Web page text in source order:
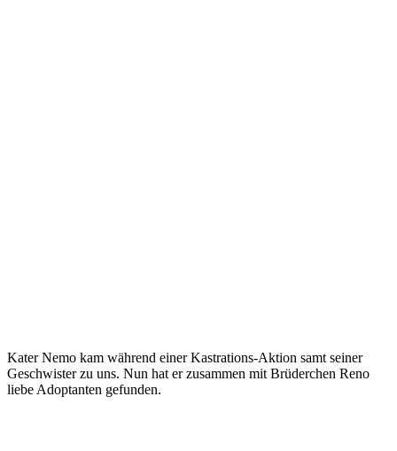
Kater Nemo kam während einer Kastrations-Aktion samt seiner
Geschwister zu uns. Nun hat er zusammen mit Brüderchen Reno
liebe Adoptanten gefunden.